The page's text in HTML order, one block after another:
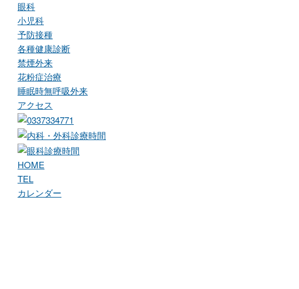
眼科
小児科
予防接種
各種健康診断
禁煙外来
花粉症治療
睡眠時無呼吸外来
アクセス
HOME
TEL
カレンダー